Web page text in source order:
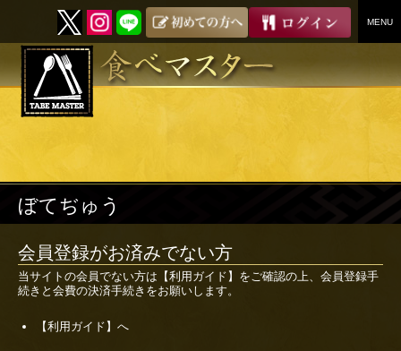
MENU
SKIP
ぼてぢゅう
会員登録がお済みでない方
当サイトの会員でない方は 【利用ガイド】 をご確認の上、会員登録手
続きと会費の決済手続きをお願いします。
【利用ガイド】へ